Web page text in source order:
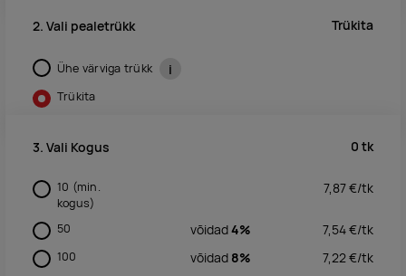
2. Vali pealetrükk Trükita
Ühe värviga trükk i
Trükita
3. Vali Kogus 0 tk
10 (min.
kogus)
7,87€/tk
50 võidad4% 7,54€/tk
100 võidad 8% 7,22€/tk